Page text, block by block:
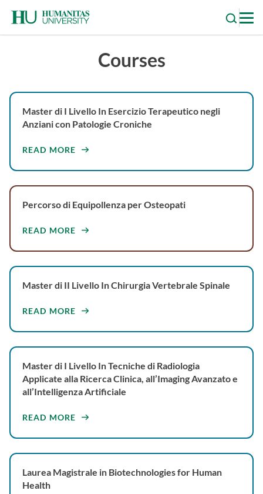
content
Courses
Master di I Livello In Esercizio Terapeutico negli
Anziani con Patologie Croniche
READ MORE
Percorso di Equipollenza per Osteopati
READ MORE
Master di II Livello In Chirurgia Vertebrale Spinale
READ MORE
Master di I Livello In Tecniche di Radiologia
Applicate alla Ricerca Clinica, all’Imaging Avanzato e
all’Intelligenza Artificiale
READ MORE
Laurea Magistrale in Biotechnologies for Human
Health